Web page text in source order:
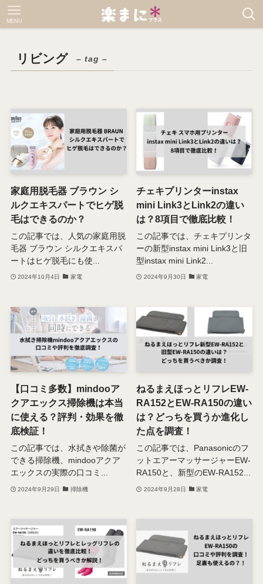
MENU
リビング – tag –
家庭用脱毛器 ブラウン シ
ルクエキスパートでヒゲ脱
毛はできるのか？
この記事では、人気の家庭用脱
毛器 ブラウン シルクエキスパ
ートはヒゲ脱毛にも使...
2024年10月4日 家電
チェキプリンターinstax
mini Link3とLink2の違い
は？8項目で徹底比較！
この記事では、チェキプリンタ
ーの新型instax mini Link3と旧
型instax mini Link2...
2024年9月30日 家電
【口コミ多数】mindooア
クアエックス掃除機は本当
に使える？評判・効果を徹
底検証！
この記事では、水拭きや除菌が
できる掃除機、mindooアクア
エックスの実際の口コミ...
2024年9月29日 掃除機
ねるまえほっとリフレEW-
RA152とEW-RA150の違い
は？どっちを買うか進化し
た点を調査！
この記事では、Panasonicのフ
ットエアーマッサージャーEW-
RA150と、新型のEW-RA152...
2024年9月28日 家電